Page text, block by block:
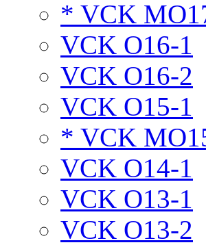
* VCK
VCK O16-1
VCK O16-2
VCK O15-1
* VCK
VCK O14-1
VCK O13-1
VCK O13-2